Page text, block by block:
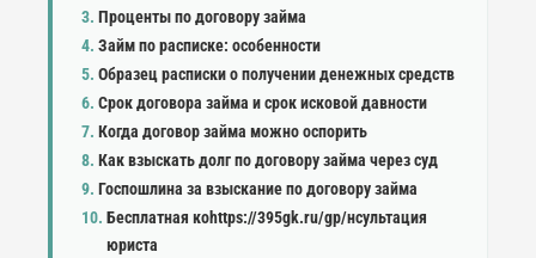
Проценты по договору займа
Займ по расписке: особенности
Образец расписки о получении денежных средств
Срок договора займа и срок исковой давности
Когда договор займа можно оспорить
Как взыскать долг по договору займа через суд
Госпошлина за взыскание по договору займа
Бесплатная коhttps://395gk.ru/gp/нсультация
юриста